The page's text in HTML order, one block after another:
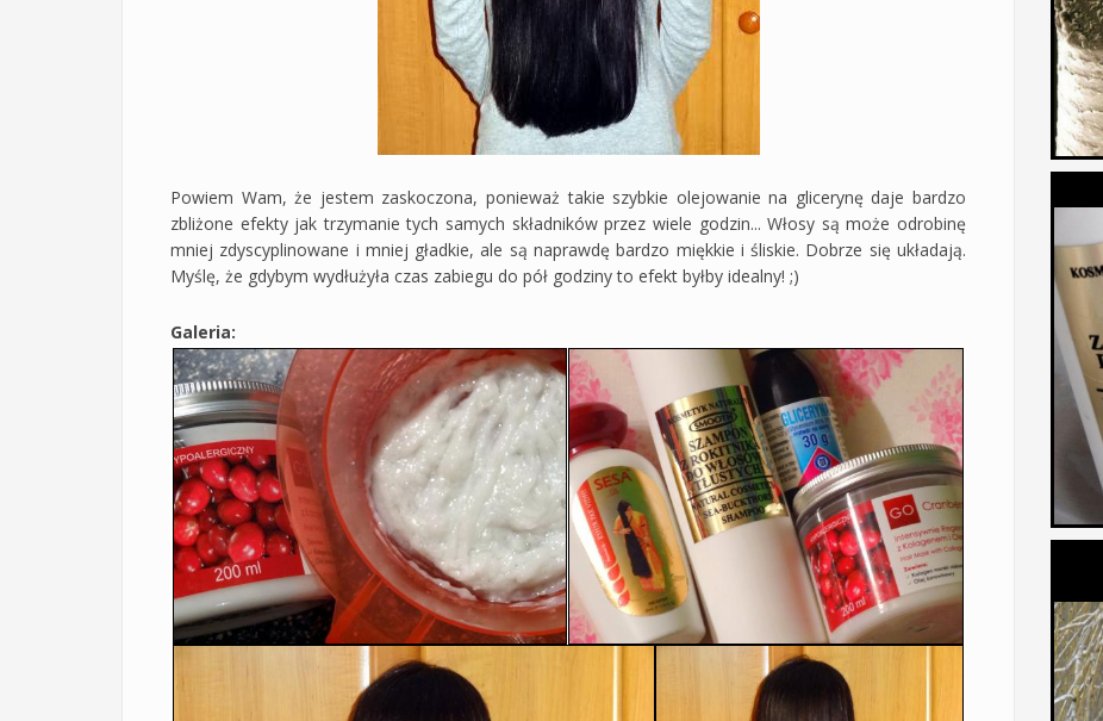
Powiem Wam, że jestem zaskoczona, ponieważ takie szybkie olejowanie na glicerynę daje bardzo
zbliżone efekty jak trzymanie tych samych składników przez wiele godzin... Włosy są może odrobinę
mniej zdyscyplinowane i mniej gładkie, ale są naprawdę bardzo miękkie i śliskie. Dobrze się układają.
Myślę, że gdybym wydłużyła czas zabiegu do pół godziny to efekt byłby idealny! ;)
Galeria: